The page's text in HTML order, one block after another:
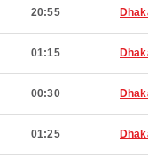
20:55
01:15
00:30
01:25